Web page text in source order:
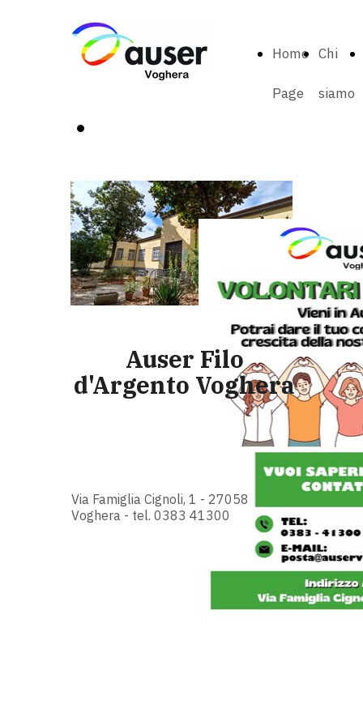
Home
Page
Chi
siamo
VOLONTARIO
Auser Filo
d'Argento Voghera
Via Famiglia Cignoli, 1 - 27058
Voghera - tel. 0383 41300